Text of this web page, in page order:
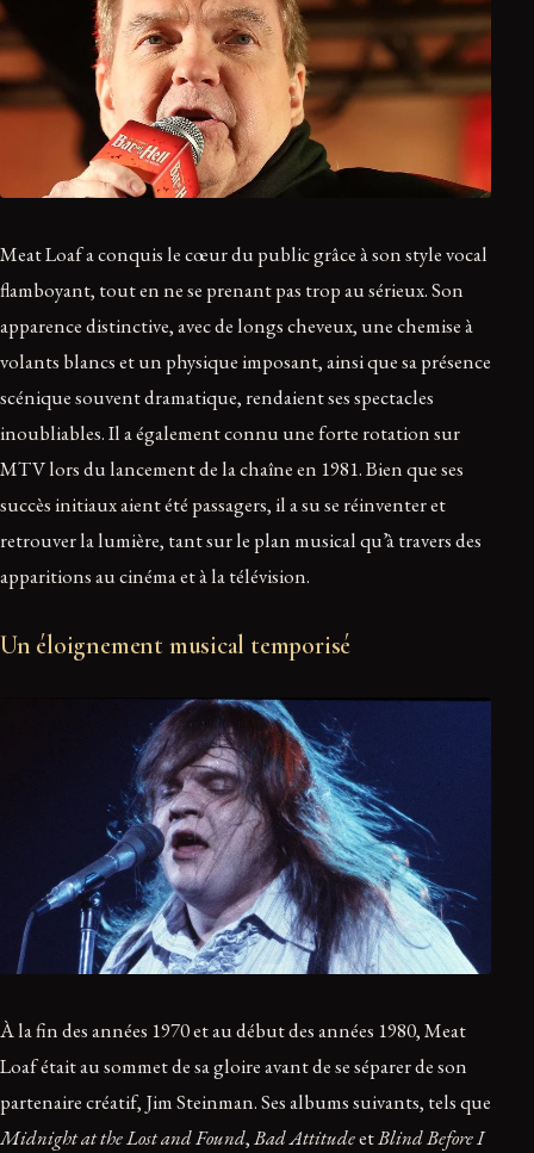
Meat Loaf a conquis le cœur du public grâce à son style vocal
flamboyant, tout en ne se prenant pas trop au sérieux. Son
apparence distinctive, avec de longs cheveux, une chemise à
volants blancs et un physique imposant, ainsi que sa présence
scénique souvent dramatique, rendaient ses spectacles
inoubliables. Il a également connu une forte rotation sur
MTV lors du lancement de la chaîne en 1981. Bien que ses
succès initiaux aient été passagers, il a su se réinventer et
retrouver la lumière, tant sur le plan musical qu’à travers des
apparitions au cinéma et à la télévision.
Un éloignement musical temporisé
À la fin des années 1970 et au début des années 1980, Meat
Loaf était au sommet de sa gloire avant de se séparer de son
partenaire créatif, Jim Steinman. Ses albums suivants, tels que
Midnight at the Lost and Found,Bad AttitudeetBlind Before I